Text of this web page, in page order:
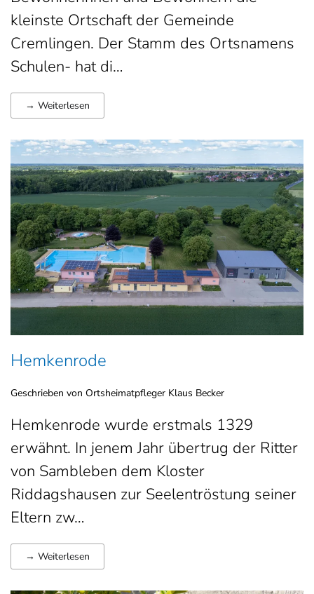
kleinste Ortschaft der Gemeinde
Cremlingen. Der Stamm des Ortsnamens
Schulen- hat di…
→ Weiterlesen
Hemkenrode
Geschrieben von Ortsheimatpfleger Klaus Becker
Hemkenrode wurde erstmals 1329
erwähnt. In jenem Jahr übertrug der Ritter
von Sambleben dem Kloster
Riddagshausen zur Seelentröstung seiner
Eltern zw…
→ Weiterlesen